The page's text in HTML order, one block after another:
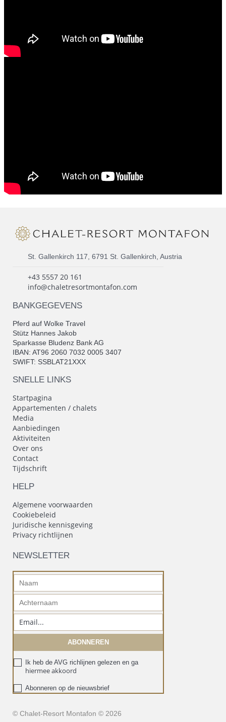
St. Gallenkirch 117, 6791 St. Gallenkirch, Austria
+43 5557 20 161
info@chaletresortmontafon.com
BANKGEGEVENS
Pferd auf Wolke Travel
Stütz Hannes Jakob
Sparkasse Bludenz Bank AG
IBAN: AT96 2060 7032 0005 3407
SWIFT: SSBLAT21XXX
SNELLE LINKS
Startpagina
Appartementen / chalets
Media
Aanbiedingen
Aktiviteiten
Over ons
Contact
Tijdschrift
HELP
Algemene voorwaarden
Cookiebeleid
Juridische kennisgeving
Privacy richtlijnen
NEWSLETTER
Ik heb de AVG richlijnen gelezen en ga
hiermee akkoord
Abonneren op de nieuwsbrief
© Chalet-Resort Montafon © 2026